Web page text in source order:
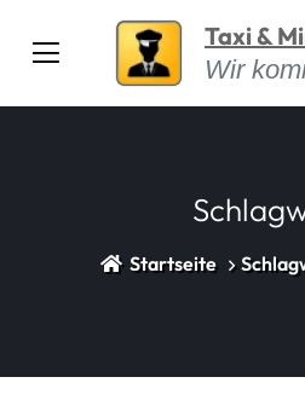
Taxi &
Wir
Startseite